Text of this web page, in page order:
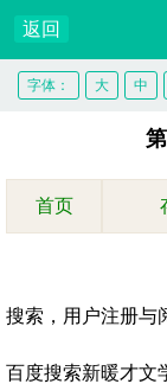
返回
字体： 大 中
首页
搜索，用户注册与
百度搜索新暖才文